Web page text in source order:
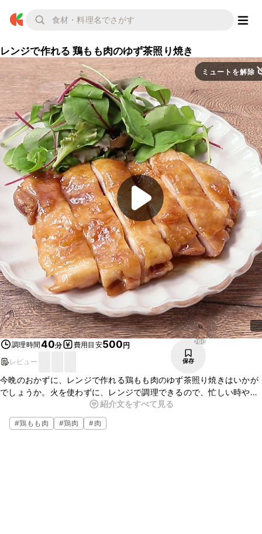
レンジで作れる 鶏もも肉のゆず茶照り焼き
ミュートを解除
調理時間40分 費用目安500円
レビュー
760
保存
今晩のおかずに、レンジで作れる鶏もも肉のゆず茶照り焼きはいかが
でしょうか。火を使わずに、レンジで調理できるので、忙しい時や、
あと一品欲しい時などに便利ですよ。ごはんのおかずにぴったりなの
で、是非作ってみてくださいね。
紹介文をすべて見る
#鶏もも肉 #鶏肉 #肉